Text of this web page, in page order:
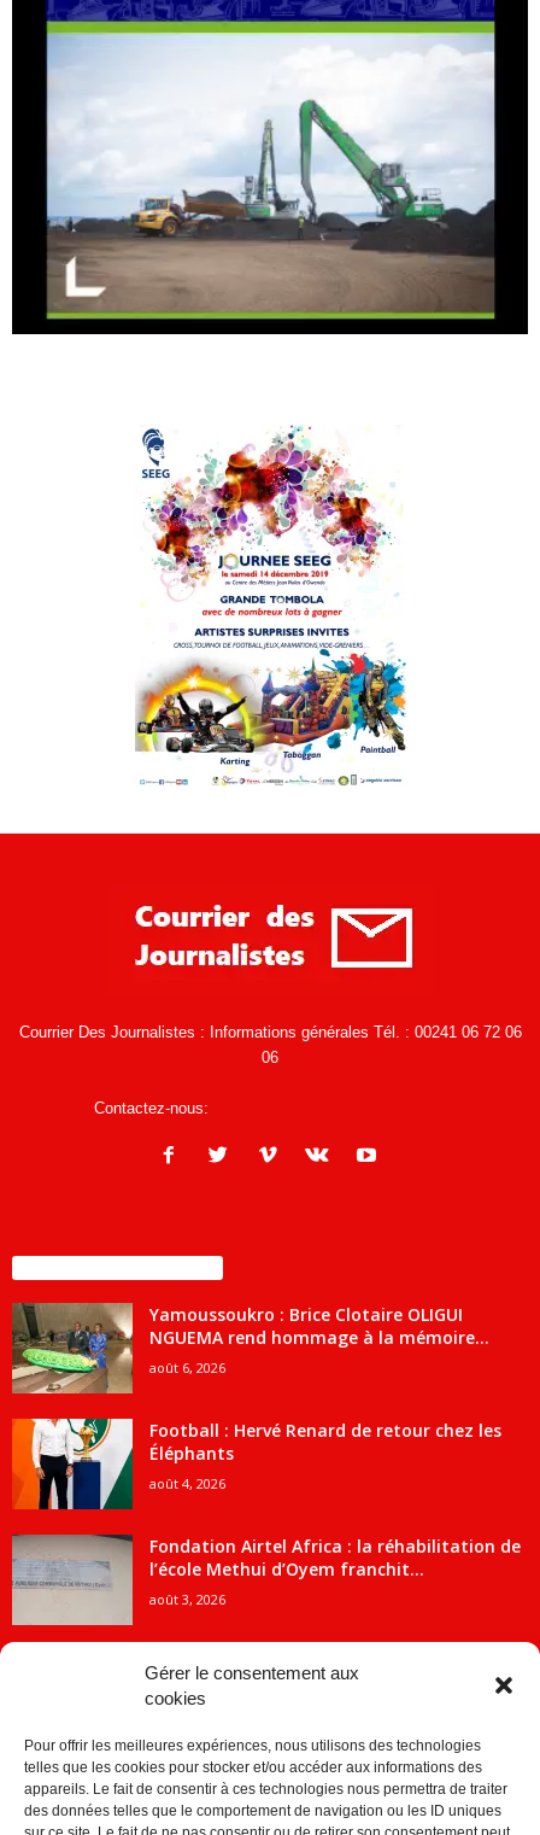
Gérer le consentement aux
cookies
Pour offrir les meilleures expériences, nous utilisons des technologies
telles que les cookies pour stocker et/ou accéder aux informations des
appareils. Le fait de consentir à ces technologies nous permettra de traiter
des données telles que le comportement de navigation ou les ID uniques
Courrier Des Journalistes : Informations générales Tél. : 00241 06 72 06
06
Contactez-nous:
Yamoussoukro : Brice Clotaire OLIGUI
NGUEMA rend hommage à la mémoire...
août 6, 2026
Football : Hervé Renard de retour chez les
Éléphants
août 4, 2026
Fondation Airtel Africa : la réhabilitation de
l’école Methui d’Oyem franchit...
août 3, 2026
ACTUALITES
Economie 2091
1840